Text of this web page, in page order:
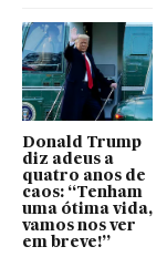
Donald Trump
diz adeus a
quatro anos de
caos: “Tenham
uma ótima vida,
vamos nos ver
em breve!”